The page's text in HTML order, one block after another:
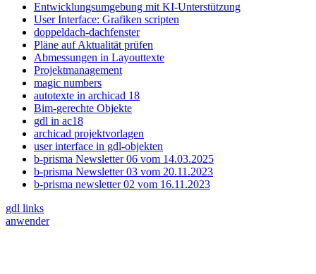
Entwicklungsumgebung mit KI-Unterstützung
User Interface: Grafiken scripten
doppeldach-dachfenster
Pläne auf Aktualität prüfen
Abmessungen in Layouttexte
Projektmanagement
magic numbers
autotexte in archicad 18
Bim-gerechte Objekte
gdl in ac18
archicad projektvorlagen
user interface in gdl-objekten
b-prisma Newsletter 06 vom 14.03.2025
b-prisma Newsletter 03 vom 20.11.2023
b-prisma newsletter 02 vom 16.11.2023
gdl links
anwender